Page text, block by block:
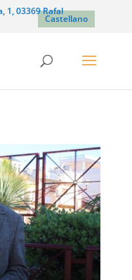
1, 03369 Rafal
Castellano